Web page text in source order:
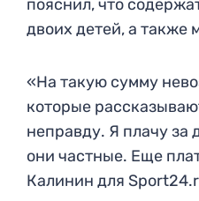
пояснил, что
двоих детей, а также
«На такую сумму
которые
неправду. Я плачу за
они частные. Еще
Калинин для